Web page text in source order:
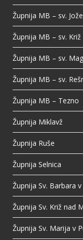
Župnija MB – sv.
Župnija MB – sv. Križ
Župnija MB – sv.
Župnija MB – sv.
Župnija MB – Tezno
Župnija Miklavž
Župnija Ruše
Župnija Selnica
Župnija Sv. Barbara
Župnija Sv. Križ nad
Župnija Sv. Marija v